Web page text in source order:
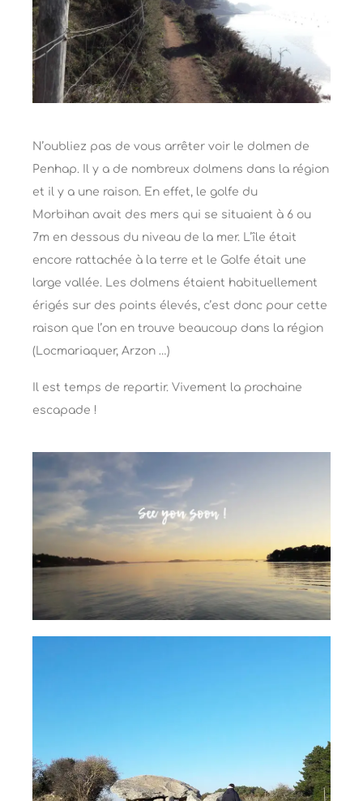
N’oubliez pas de vous arrêter voir le dolmen de
Penhap. Il y a de nombreux dolmens dans la région
et il y a une raison. En effet, le golfe du
Morbihan avait des mers qui se situaient à 6 ou
7m en dessous du niveau de la mer. L’île était
encore rattachée à la terre et le Golfe était une
large vallée. Les dolmens étaient habituellement
érigés sur des points élevés, c’est donc pour cette
raison que l’on en trouve beaucoup dans la région
(Locmariaquer, Arzon …)
Il est temps de repartir. Vivement la prochaine
escapade !